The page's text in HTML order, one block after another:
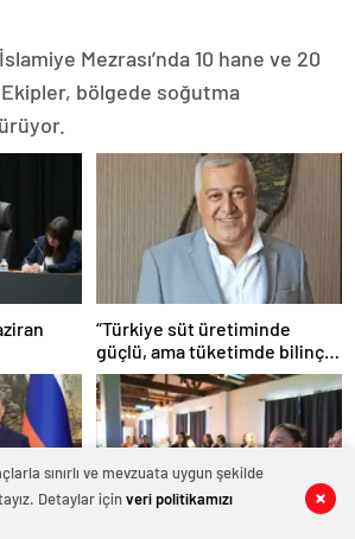
Mezrası’nda 10 hane ve 20
Ekipler, bölgede soğutma
“Türkiye süt üretiminde
güçlü, ama tüketimde bilinç
şart”
sınırlı ve mevzuata uygun şekilde
Detaylar içinveri politikamızı